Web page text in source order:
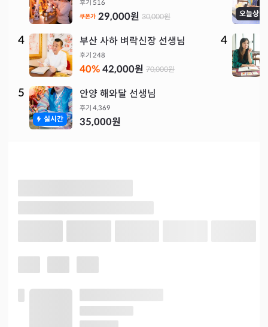
후기 516
쿠폰가 29,000원 30,000원
4 부산 사하 벼락신장 선생님
후기 248
40%42,000원 70,000원
5
실시간
안양 해와달 선생님
후기 4,369
35,000원
오늘상담
4